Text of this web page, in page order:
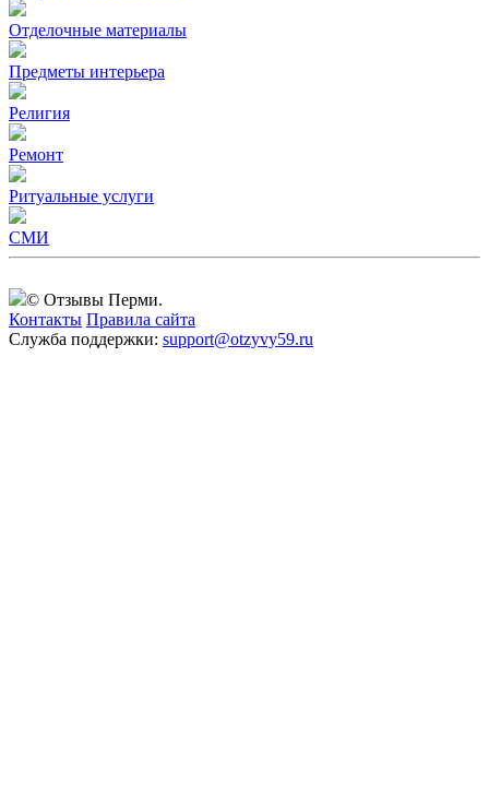
Отделочные материалы
Предметы интерьера
Религия
Ремонт
Ритуальные услуги
СМИ
© Отзывы Перми.
Контакты Правила сайта
Служба поддержки: support@otzyvy59.ru